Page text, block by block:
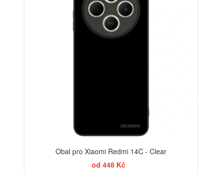
Obal pro Xiaomi Redmi 14C - Clear
od 448 Kč